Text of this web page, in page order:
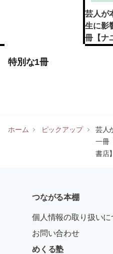
芸人が
生に影
冊【ナ
特別な1冊
ホーム ピックアップ
芸人
一冊
書店】
つながる本棚
個人情報の取り扱いに
お問い合わせ
めくる塾